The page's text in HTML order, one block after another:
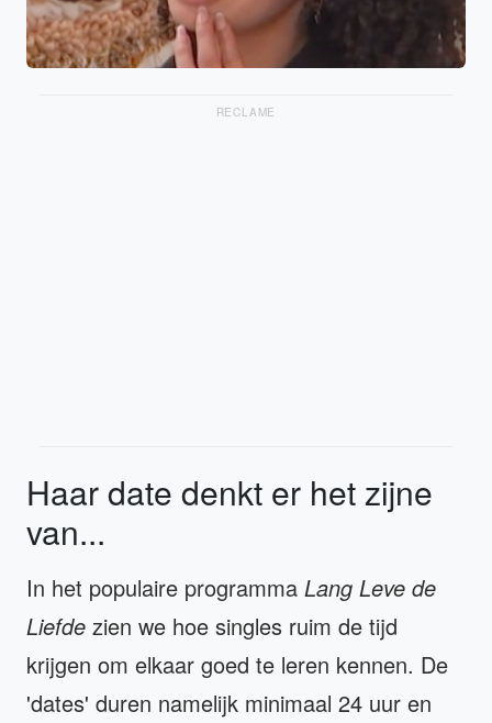
RECLAME
Haar date denkt er het zijne
van...
In het populaire programma Lang Leve de
Liefde zien we hoe singles ruim de tijd
krijgen om elkaar goed te leren kennen. De
'dates' duren namelijk minimaal 24 uur en